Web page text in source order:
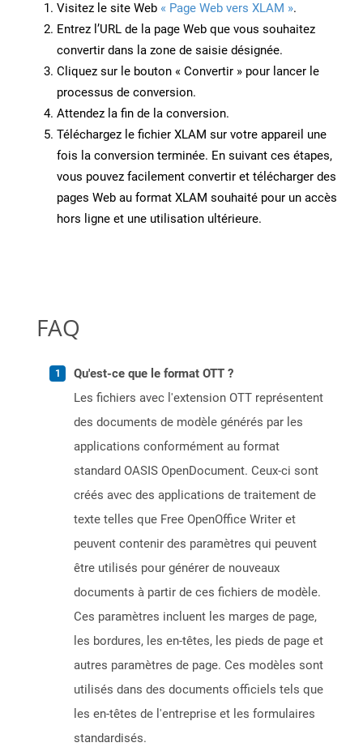
Visitez le site Web « Page Web vers XLAM ».
Entrez l’URL de la page Web que vous souhaitez
convertir dans la zone de saisie désignée.
Cliquez sur le bouton « Convertir » pour lancer le
processus de conversion.
Attendez la fin de la conversion.
Téléchargez le fichier XLAM sur votre appareil une
fois la conversion terminée. En suivant ces étapes,
vous pouvez facilement convertir et télécharger des
pages Web au format XLAM souhaité pour un accès
hors ligne et une utilisation ultérieure.
FAQ
Qu'est-ce que le format OTT ?
Les fichiers avec l'extension OTT représentent
des documents de modèle générés par les
applications conformément au format
standard OASIS OpenDocument. Ceux-ci sont
créés avec des applications de traitement de
texte telles que Free OpenOffice Writer et
peuvent contenir des paramètres qui peuvent
être utilisés pour générer de nouveaux
documents à partir de ces fichiers de modèle.
Ces paramètres incluent les marges de page,
les bordures, les en-têtes, les pieds de page et
autres paramètres de page. Ces modèles sont
utilisés dans des documents officiels tels que
les en-têtes de l'entreprise et les formulaires
standardisés.